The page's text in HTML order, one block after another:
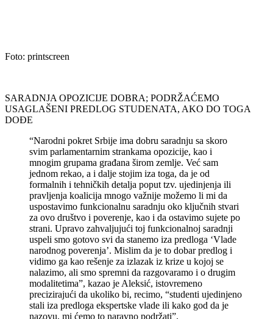
Foto: printscreen
SARADNJA OPOZICIJE DOBRA; PODRŽAĆEMO
USAGLAŠENI PREDLOG STUDENATA, AKO DO TOGA
DOĐE
“Narodni pokret Srbije ima dobru saradnju sa skoro
svim parlamentarnim strankama opozicije, kao i
mnogim grupama građana širom zemlje. Već sam
jednom rekao, a i dalje stojim iza toga, da je od
formalnih i tehničkih detalja poput tzv. ujedinjenja ili
pravljenja koalicija mnogo važnije možemo li mi da
uspostavimo funkcionalnu saradnju oko ključnih stvari
za ovo društvo i poverenje, kao i da ostavimo sujete po
strani. Upravo zahvaljujući toj funkcionalnoj saradnji
uspeli smo gotovo svi da stanemo iza predloga ‘Vlade
narodnog poverenja’. Mislim da je to dobar predlog i
vidimo ga kao rešenje za izlazak iz krize u kojoj se
nalazimo, ali smo spremni da razgovaramo i o drugim
modalitetima”, kazao je Aleksić, istovremeno
precizirajući da ukoliko bi, recimo, “studenti ujedinjeno
stali iza predloga ekspertske vlade ili kako god da je
nazovu, mi ćemo to naravno podržati”.